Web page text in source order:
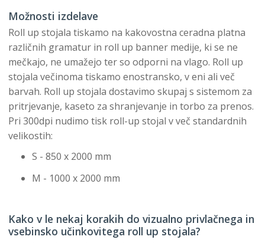
Možnosti izdelave
Roll up stojala tiskamo na kakovostna ceradna platna
različnih gramatur in roll up banner medije, ki se ne
mečkajo, ne umažejo ter so odporni na vlago. Roll up
stojala večinoma tiskamo enostransko, v eni ali več
barvah. Roll up stojala dostavimo skupaj s sistemom za
pritrjevanje, kaseto za shranjevanje in torbo za prenos.
Pri 300dpi nudimo tisk roll-up stojal v več standardnih
velikostih:
S - 850 x 2000 mm
M - 1000 x 2000 mm
Kako v le nekaj korakih do vizualno privlačnega in
vsebinsko učinkovitega roll up stojala?